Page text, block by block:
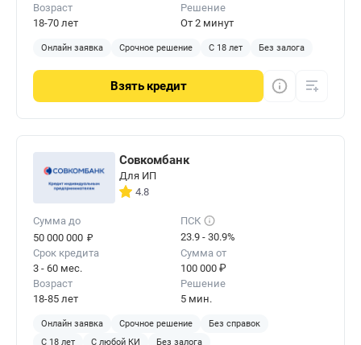
Возраст
18-70 лет
Решение
От 2 минут
Онлайн заявка Срочное решение С 18 лет Без залога
Взять кредит
Совкомбанк
Для ИП
4.8
Сумма до
50 000 000 ₽
ПСК
23.9 - 30.9%
Срок кредита
3 - 60 мес.
Сумма от
100 000 ₽
Возраст
18-85 лет
Решение
5 мин.
Онлайн заявка Срочное решение
Без справок
С 18 лет
С любой КИ Без залога